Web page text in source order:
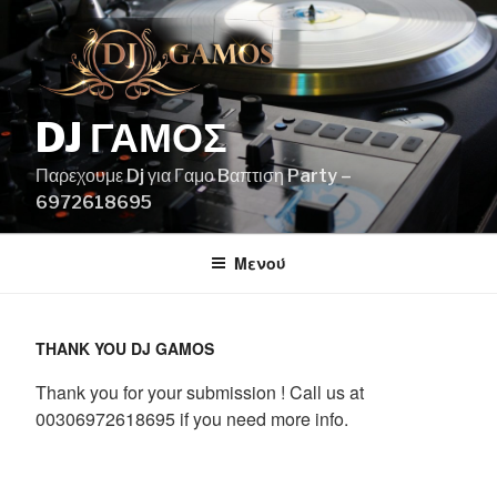
Μετάβαση
περιεχόμενο
DJ ΓΑΜΟΣ
Παρεχουμε Dj για Γαμο Bαπτιση Party –
6972618695
Μενού
THANK YOU DJ GAMOS
Thank you for your submission ! Call us at
00306972618695 if you need more info.